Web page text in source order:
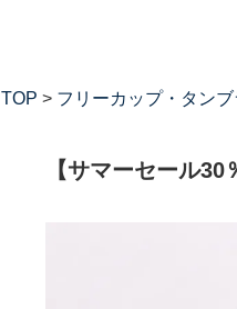
TOP > フリーカップ・タンブ
【サマーセール